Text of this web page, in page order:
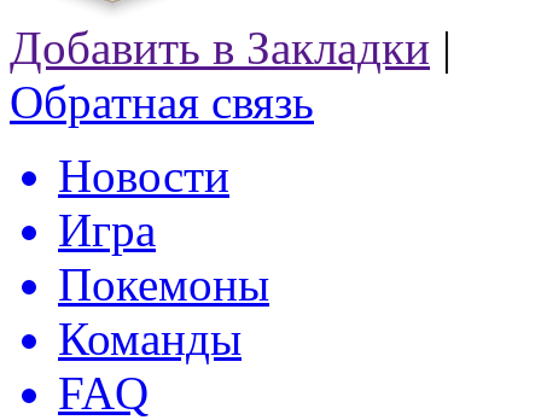
Добавить в Закладки |
Обратная связь
Новости
Игра
Покемоны
Команды
FAQ